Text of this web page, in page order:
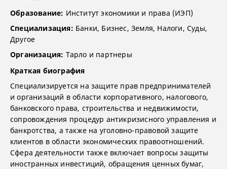
Образование: Институт экономики и права (ИЭП)
Специализация: Банки, Бизнес, Земля, Налоги, Суды,
Другое
Организация: Тарло и партнеры
Краткая биография
Специализируется на защите прав предпринимателей
и организаций в области корпоративного, налогового,
банковского права, строительства и недвижимости,
сопровождения процедур антикризисного управления и
банкротства, а также на уголовно-правовой защите
клиентов в области экономических правоотношений.
Сфера деятельности также включает вопросы защиты
иностранных инвестиций, обращения ценных бумаг,